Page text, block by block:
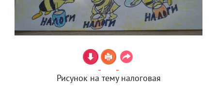
Рисунок на тему налоговая